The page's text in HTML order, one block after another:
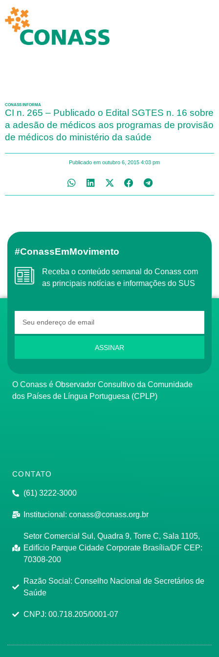
CONASS INFORMA
CI n. 265 – Publicado o Edital SGTES n. 16 sobre
a adesão de médicos aos programas de provisão
de médicos do ministério da saúde
Publicado em outubro 6, 2015 4:03 pm
#ConassEmMovimento
Receba o conteúdo semanal do Conass com
as principais notícias e informações do SUS
ASSINAR
O Conass é Observador Consultivo da Comunidade
dos Países de Língua Portuguesa (CPLP)
CONTATO
(61) 3222-3000
Institucional: conass@conass.org.br
Setor Comercial Sul, Quadra 9, Torre C, Sala 1105,
Edifício Parque Cidade Corporate Brasília/DF CEP:
70308-200
Razão Social: Conselho Nacional de Secretários de
Saúde
CNPJ: 00.718.205/0001-07